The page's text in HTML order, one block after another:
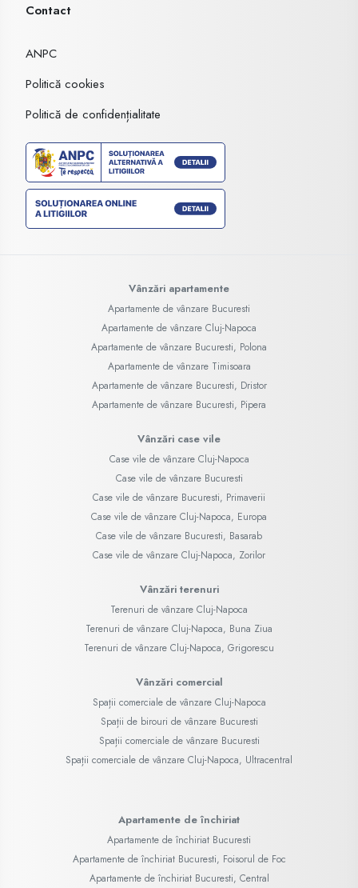
Contact
ANPC
Politică cookies
Politică de confidențialitate
Vânzări apartamente
Apartamente de vânzare Bucuresti
Apartamente de vânzare Cluj-Napoca
Apartamente de vânzare Bucuresti, Polona
Apartamente de vânzare Timisoara
Apartamente de vânzare Bucuresti, Dristor
Apartamente de vânzare Bucuresti, Pipera
Vânzări case vile
Case vile de vânzare Cluj-Napoca
Case vile de vânzare Bucuresti
Case vile de vânzare Bucuresti, Primaverii
Case vile de vânzare Cluj-Napoca, Europa
Case vile de vânzare Bucuresti, Basarab
Case vile de vânzare Cluj-Napoca, Zorilor
Vânzări terenuri
Terenuri de vânzare Cluj-Napoca
Terenuri de vânzare Cluj-Napoca, Buna Ziua
Terenuri de vânzare Cluj-Napoca, Grigorescu
Vânzări comercial
Spații comerciale de vânzare Cluj-Napoca
Spații de birouri de vânzare Bucuresti
Spații comerciale de vânzare Bucuresti
Spații comerciale de vânzare Cluj-Napoca, Ultracentral
Apartamente de închiriat
Apartamente de închiriat Bucuresti
Apartamente de închiriat Bucuresti, Foisorul de Foc
Apartamente de închiriat Bucuresti, Central